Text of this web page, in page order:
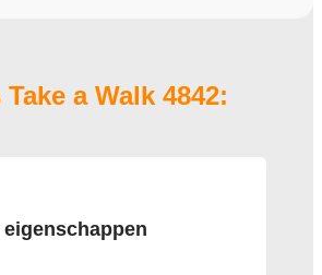
a Walk 4842: